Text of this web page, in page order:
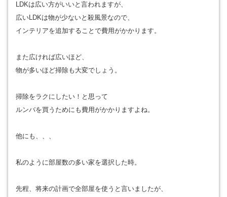
LDKは広い方がいいと言われますが、
広いLDKは物が少ないと殺風景なので、
インテリアを追加することで費用がかかります。
また広ければ広いほど、
物が多いほど掃除も大変でしょう。
掃除をラクにしたい！と思って
ルンバを買うためにも費用がかかりますよね。
他にも、、、
私のように部屋数の多い家を選択した時。
先程、将来の計画で全部屋を使うと言いましたが、